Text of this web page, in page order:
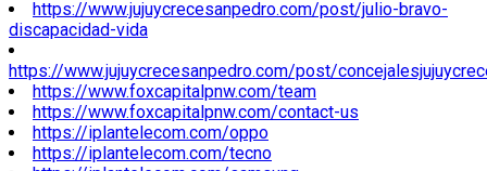
https://www.jujuycrecesanpedro.com/post/julio-bravo-
discapacidad-vida
https://www.jujuycrecesanpedro.com/post/
https://www.foxcapitalpnw.com/team
https://www.foxcapitalpnw.com/contact-us
https://iplantelecom.com/oppo
https://iplantelecom.com/tecno